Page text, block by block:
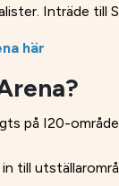
Inträde till
här
på I20-
till